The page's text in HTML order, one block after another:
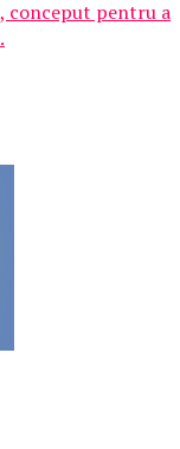
conceput pentru a